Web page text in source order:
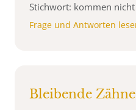
Stichwort: kommen nicht
Frage und Antworten
Bleibende